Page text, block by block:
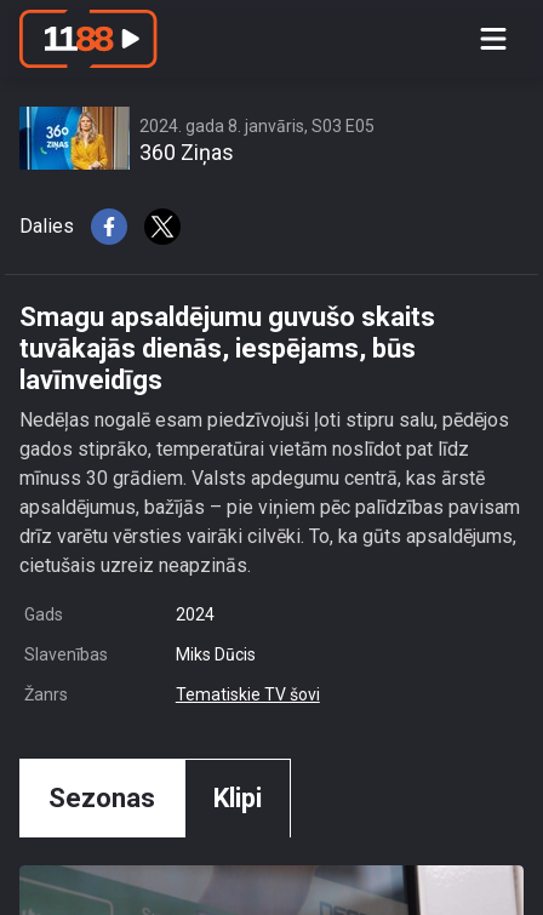
Smagu apsaldējumu guvušo skaits
2024. gada 8. janvāris, S03 E05
360 Ziņas
Dalies
Smagu apsaldējumu guvušo skaits
tuvākajās dienās, iespējams, būs
lavīnveidīgs
Nedēļas nogalē esam piedzīvojuši ļoti stipru salu, pēdējos
gados stiprāko, temperatūrai vietām noslīdot pat līdz
mīnuss 30 grādiem. Valsts apdegumu centrā, kas ārstē
apsaldējumus, bažījās – pie viņiem pēc palīdzības pavisam
drīz varētu vērsties vairāki cilvēki. To, ka gūts apsaldējums,
cietušais uzreiz neapzinās.
Gads 2024
Slavenības Miks Dūcis
Žanrs Tematiskie TV šovi
Sezonas Klipi